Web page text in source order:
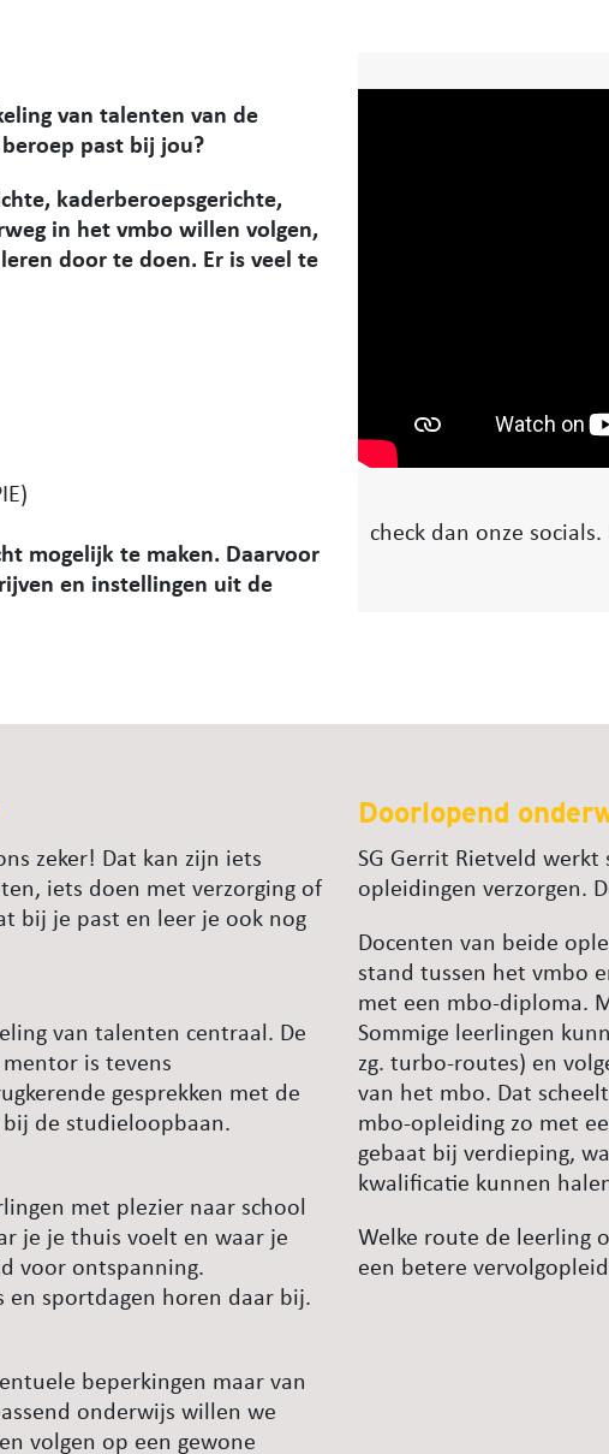
van talenten van de
past bij jou?
kaderberoepsgerichte,
in het vmbo willen volgen,
door te doen. Er is veel te
mogelijk te maken. Daarvoor
en instellingen uit de
check dan onze
zeker! Dat kan zijn iets
iets doen met verzorging of
bij je past en leer je ook nog
van talenten centraal. De
is tevens
gesprekken met de
de studieloopbaan.
met plezier naar school
je je thuis voelt en waar je
voor ontspanning.
en sportdagen horen daar bij.
beperkingen maar van
onderwijs willen we
volgen op een gewone
Doorlopend
SG Gerrit Rietveld
opleidingen verzorgen.
Docenten van beide
stand tussen het vmbo
met een mbo-diploma.
Sommige leerlingen
zg. turbo-routes) en
van het mbo. Dat
mbo-opleiding zo met
gebaat bij verdieping,
kwalificatie kunnen
Welke route de leerling
een betere